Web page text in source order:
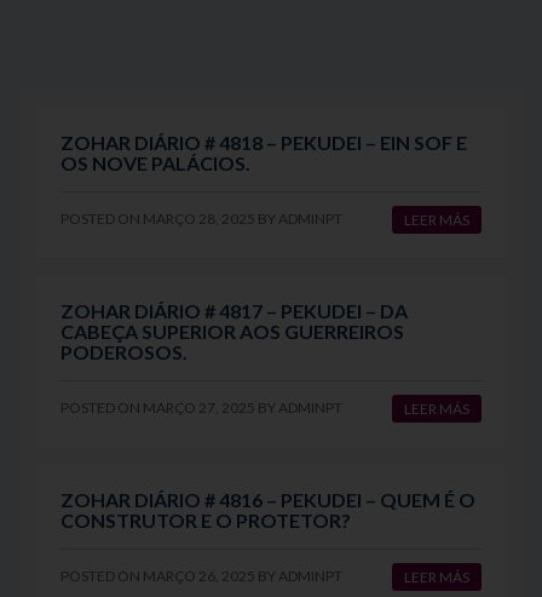
ZOHAR DIÁRIO # 4818 – PEKUDEI – EIN SOF E
OS NOVE PALÁCIOS.
POSTED ON MARÇO 28, 2025 BY ADMINPT LEER MÁS
ZOHAR DIÁRIO # 4817 – PEKUDEI – DA
CABEÇA SUPERIOR AOS GUERREIROS
PODEROSOS.
POSTED ON MARÇO 27, 2025 BY ADMINPT LEER MÁS
ZOHAR DIÁRIO # 4816 – PEKUDEI – QUEM É O
CONSTRUTOR E O PROTETOR?
POSTED ON MARÇO 26, 2025 BY ADMINPT LEER MÁS